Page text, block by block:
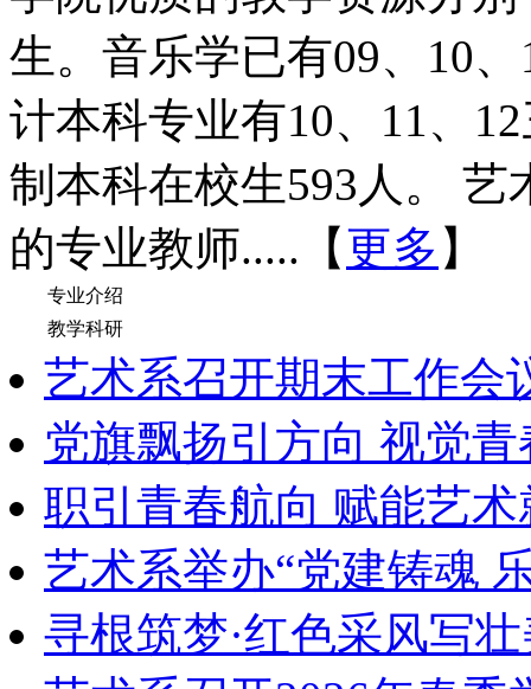
生。音乐学已有09、10
计本科专业有10、11、
制本科在校生593人。
的专业教师.....【更多 】
专业介绍
教学科研
艺术系召开期末工作会
党旗飘扬引方向 视觉
职引青春航向 赋能艺术
艺术系举办“党建铸魂
寻根筑梦·红色采风写